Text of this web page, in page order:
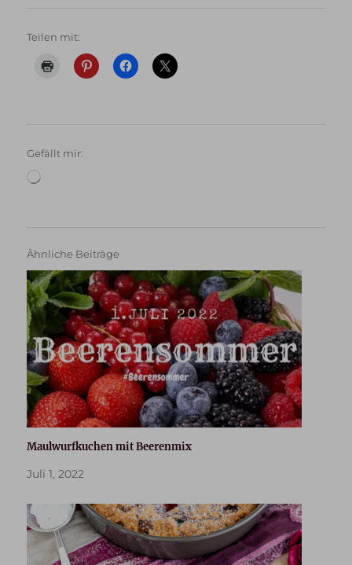
Teilen mit:
Gefällt mir:
Ähnliche Beiträge
Maulwurfkuchen mit Beerenmix
Juli 1, 2022